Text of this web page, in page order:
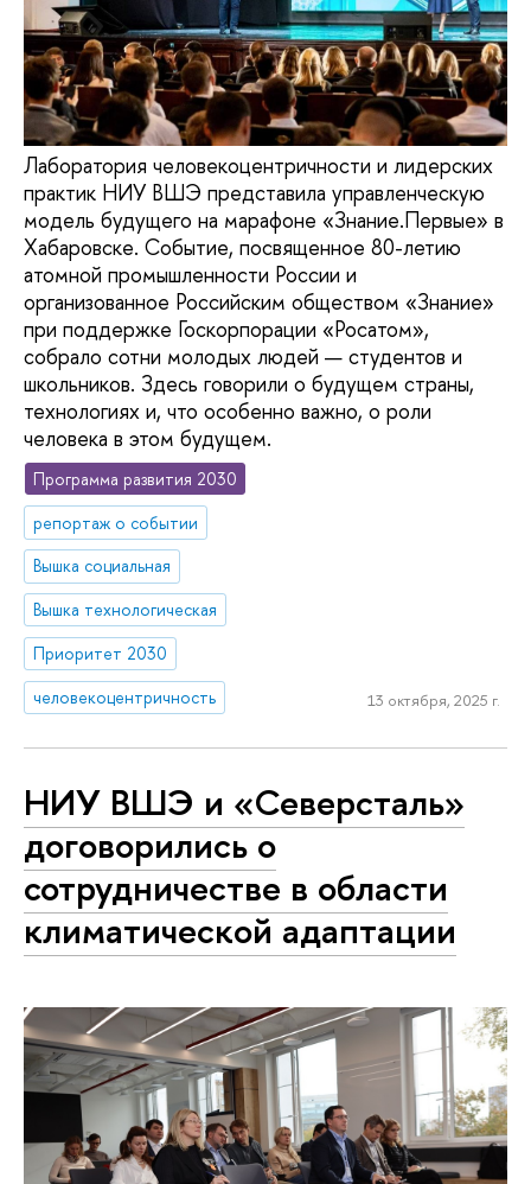
Лаборатория человекоцентричности и лидерских
практик НИУ ВШЭ представила управленческую
модель будущего на марафоне «Знание.Первые» в
Хабаровске. Событие, посвященное 80-летию
атомной промышленности России и
организованное Российским обществом «Знание»
при поддержке Госкорпорации «Росатом»,
собрало сотни молодых людей — студентов и
школьников. Здесь говорили о будущем страны,
технологиях и, что особенно важно, о роли
человека в этом будущем.
Программа развития 2030
репортаж о событии
Вышка социальная
Вышка технологическая
Приоритет 2030
человекоцентричность
13 октября, 2025 г.
НИУ ВШЭ и «Северсталь»
договорились о
сотрудничестве в области
климатической адаптации